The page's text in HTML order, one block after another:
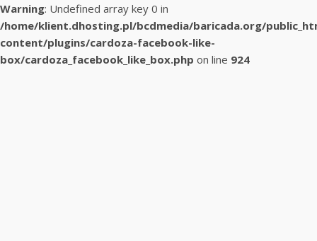
Warning: Undefined array key 0 in
/home/klient.dhosting.pl/bcdmedia/baricada.org/
content/plugins/cardoza-facebook-like-
box/cardoza_facebook_like_box.php on line 924